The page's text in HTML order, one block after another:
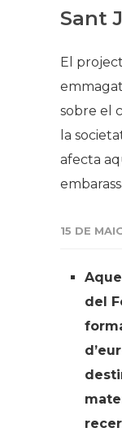
Sant
El
sobre el
la
afecta
15 DE
del